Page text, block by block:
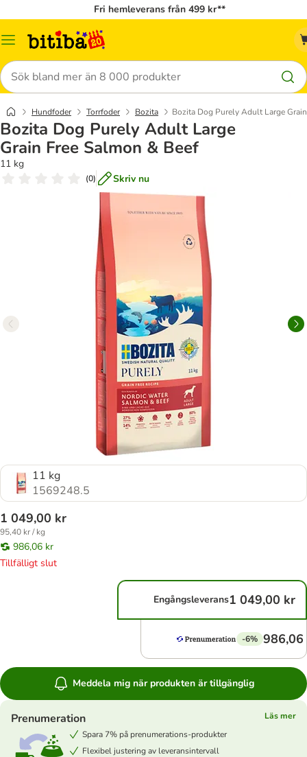
Fri hemleverans från 499 kr**
Meny
Sök
Hundfoder Torrfoder Bozita Bozita Dog Purely Adult Large
Bozita Dog Purely Adult Large
Grain Free Salmon & Beef
11 kg
(0) Skriv nu
11 kg
1569248.5
1 049,00 kr
95,40 kr / kg
986,06 kr
Tillfälligt slut
Engångsleverans1 049,00 kr
-6% 986,06
Meddela mig när produkten är tillgänglig
Prenumeration
Läs mer
Spara 7% på prenumerations-produkter
Flexibel justering av leveransintervall